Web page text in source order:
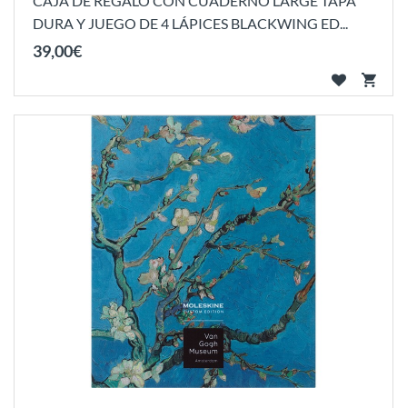
DURA Y JUEGO DE 4 LÁPICES BLACKWING ED...
39,00€